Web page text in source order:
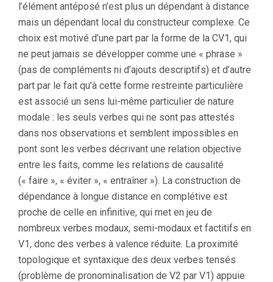
l’élément antéposé n’est plus un dépendant à distance
mais un dépendant local du constructeur complexe. Ce
choix est motivé d’une part par la forme de la CV1, qui
ne peut jamais se développer comme une « phrase »
(pas de compléments ni d’ajouts descriptifs) et d’autre
part par le fait qu’à cette forme restreinte particulière
est associé un sens lui-même particulier de nature
modale : les seuls verbes qui ne sont pas attestés
dans nos observations et semblent impossibles en
pont sont les verbes décrivant une relation objective
entre les faits, comme les relations de causalité
(« faire », « éviter », « entraîner »). La construction de
dépendance à longue distance en complétive est
proche de celle en infinitive, qui met en jeu de
nombreux verbes modaux, semi-modaux et factitifs en
V1, donc des verbes à valence réduite. La proximité
topologique et syntaxique des deux verbes tensés
(problème de pronominalisation de V2 par V1) appuie